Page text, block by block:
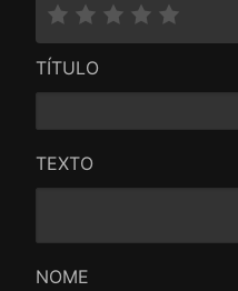
TÍTULO
TEXTO
NOME